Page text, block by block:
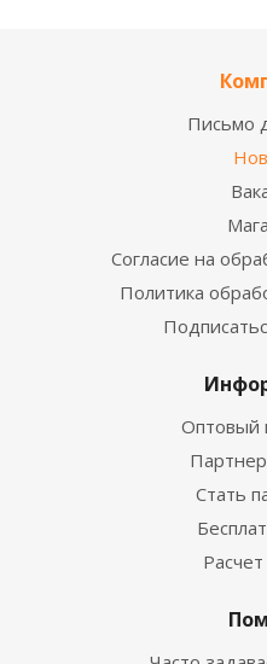
Письмо
Согласие на
Политика
Оптовый
Стать